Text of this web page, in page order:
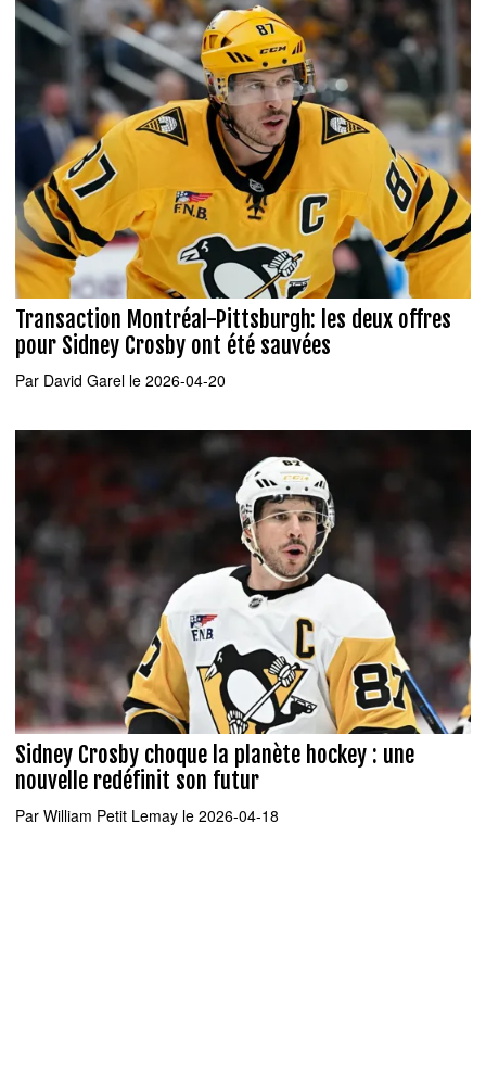
Transaction Montréal-Pittsburgh: les deux offres
pour Sidney Crosby ont été sauvées
Par David Garel le 2026-04-20
Sidney Crosby choque la planète hockey : une
nouvelle redéfinit son futur
Par William Petit Lemay le 2026-04-18